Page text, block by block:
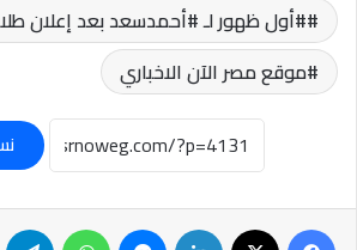
#أول ظهور لـ #أحمدسعد بعد إعلان
موقع مصر الآن الاخباري
فيسبوك لينكدإن ماسنجر واتساب